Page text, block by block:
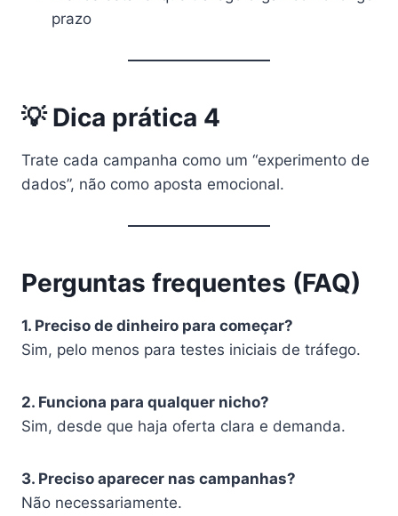
prazo
💡 Dica prática 4
Trate cada campanha como um “experimento de
dados”, não como aposta emocional.
Perguntas frequentes (FAQ)
1. Preciso de dinheiro para começar?
Sim, pelo menos para testes iniciais de tráfego.
2. Funciona para qualquer nicho?
Sim, desde que haja oferta clara e demanda.
3. Preciso aparecer nas campanhas?
Não necessariamente.